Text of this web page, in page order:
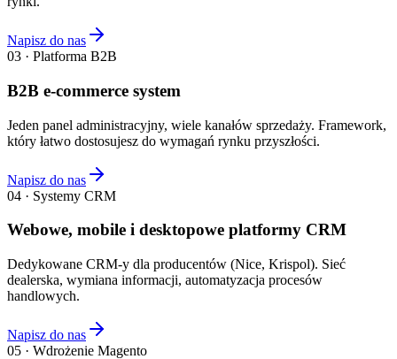
Napisz do nas
03 · Platforma B2B
B2B e-commerce system
Jeden panel administracyjny, wiele kanałów sprzedaży. Framework,
który łatwo dostosujesz do wymagań rynku przyszłości.
Napisz do nas
04 · Systemy CRM
Webowe, mobile i desktopowe platformy CRM
Dedykowane CRM-y dla producentów (Nice, Krispol). Sieć
dealerska, wymiana informacji, automatyzacja procesów
handlowych.
Napisz do nas
05 · Wdrożenie Magento